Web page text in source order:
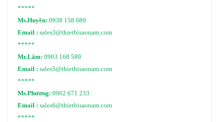
*****
Ms.Huyền: 0938 158 689
Email : sales3@thietbisaonam.com
*****
Mr.Lâm: 0903 168 589
Email : sales5@thietbisaonam.com
*****
Ms.Phương: 0902 671 233
Email : sales6@thietbisaonam.com
*****